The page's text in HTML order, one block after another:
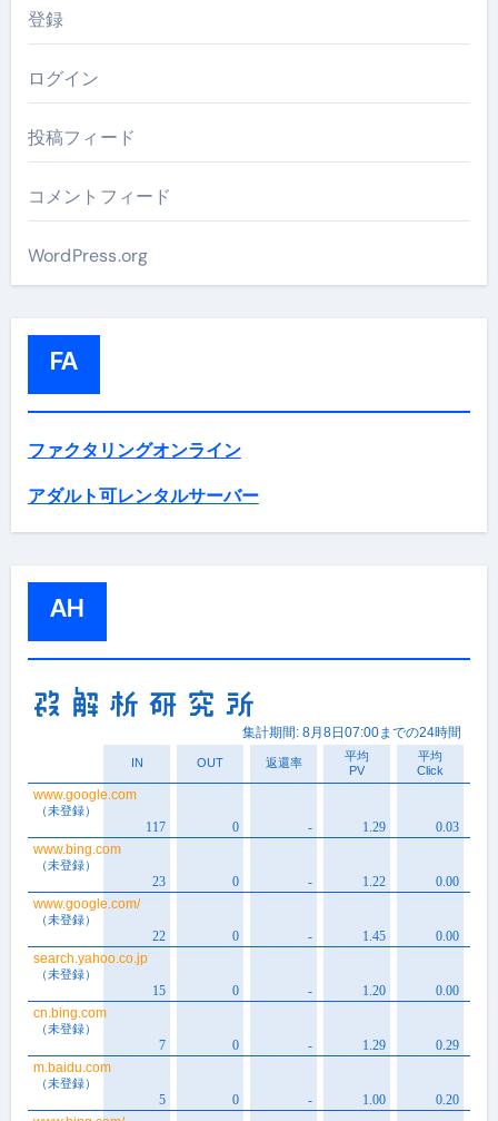
登録
ログイン
投稿フィード
コメントフィード
WordPress.org
FA
ファクタリングオンライン
アダルト可レンタルサーバー
AH